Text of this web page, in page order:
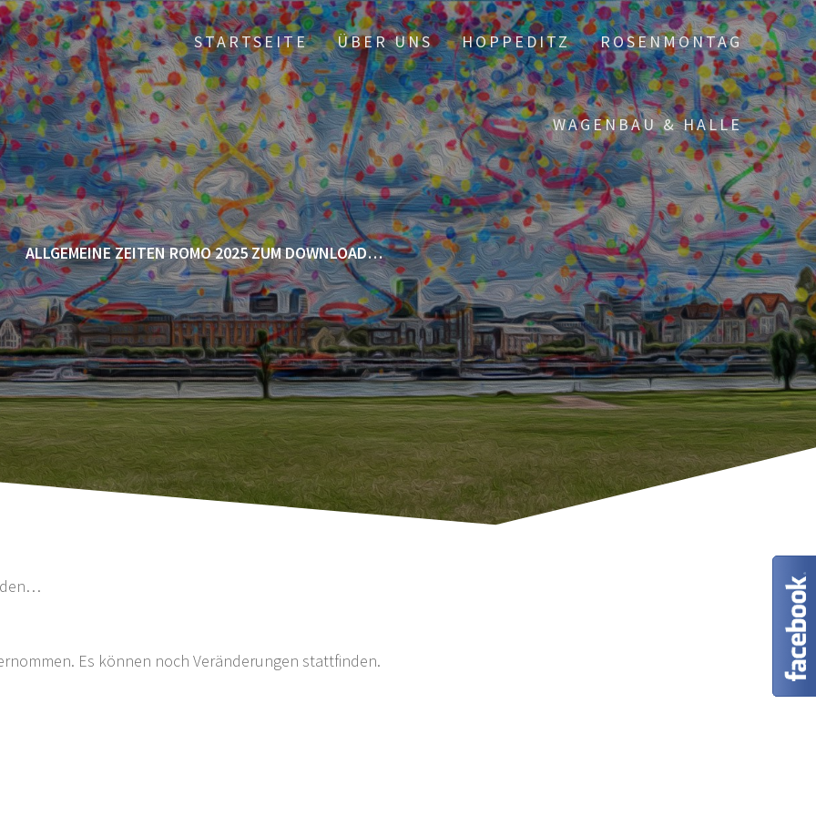
STARTSEITE ÜBER UNS HOPPEDITZ ROSENMONTAG
WAGENBAU & HALLE
ALLGEMEINE ZEITEN ROMO 2025 ZUM DOWNLOAD…
Es können noch Veränderungen stattfinden.